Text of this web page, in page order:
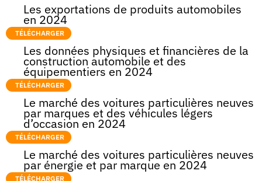
Les exportations de produits automobiles
en 2024
TÉLÉCHARGER
Les données physiques et financières de la
construction automobile et des
équipementiers en 2024
TÉLÉCHARGER
Le marché des voitures particulières neuves
par marques et des véhicules légers
d’occasion en 2024
TÉLÉCHARGER
Le marché des voitures particulières neuves
par énergie et par marque en 2024
TÉLÉCHARGER